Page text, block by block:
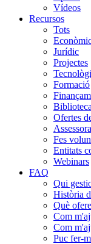
Vídeos
Recursos
Tots
Jurídic
Projectes
Formació
Biblioteca
Ofertes
Fes
Entitats
Webinars
FAQ
Qui
Història
Què
Com
Com
Puc fer-